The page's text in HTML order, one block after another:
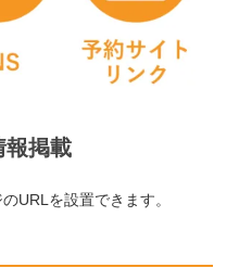
報掲載
URLを設置できます。